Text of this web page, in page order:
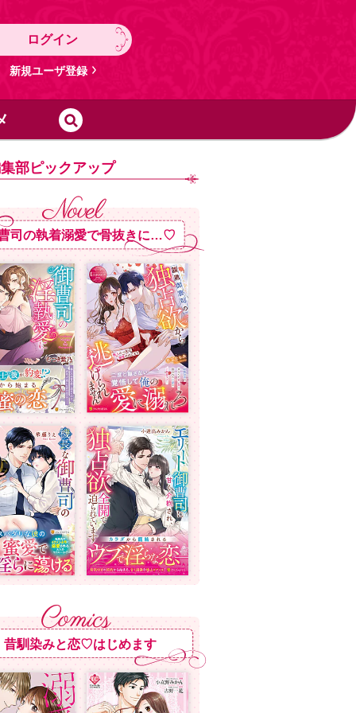
ログイン
新規ユーザ登録
部ピックアップ
司の執着溺愛で骨抜きに…♡
昔馴染みと恋♡はじめます